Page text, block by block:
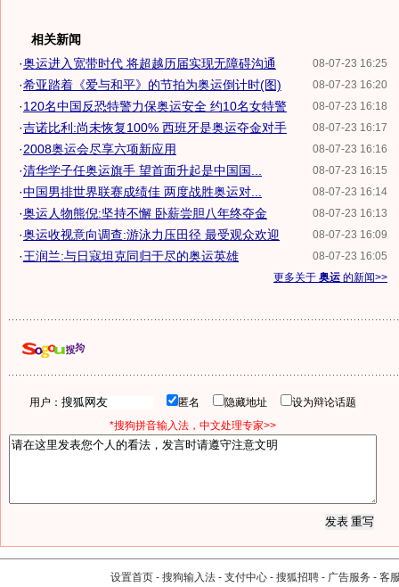
相关新闻
08-07-23 16:25
·奥运进入宽带时代 将超越历届实现无障碍沟通
08-07-23 16:20
·希亚踏着《爱与和平》的节拍为奥运倒计时(图)
08-07-23 16:18
·120名中国反恐特警力保奥运安全 约10名女特警
08-07-23 16:17
·吉诺比利:尚未恢复100% 西班牙是奥运夺金对手
08-07-23 16:16
·2008奥运会尽享六项新应用
08-07-23 16:15
·清华学子任奥运旗手 望首面升起是中国国...
08-07-23 16:14
·中国男排世界联赛成绩佳 两度战胜奥运对...
08-07-23 16:13
·奥运人物熊倪:坚持不懈 卧薪尝胆八年终夺金
08-07-23 16:09
·奥运收视意向调查:游泳力压田径 最受观众欢迎
08-07-23 16:05
·王润兰:与日寇坦克同归于尽的奥运英雄
更多关于 奥运 的新闻>>
用户： 匿名 隐藏地址
设为辩论话题
*搜狗拼音输入法，中文处理专家>>
设置首页 - 搜狗输入法 - 支付中心 - 搜狐招聘 - 广告服务 - 客